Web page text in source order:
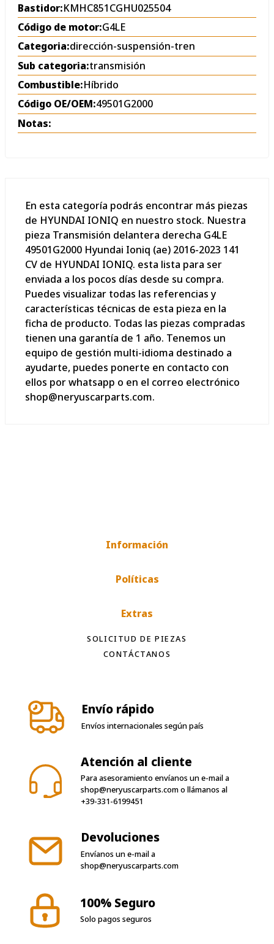
Bastidor:KMHC851CGHU025504
Código de motor:G4LE
Categoria:dirección-suspensión-tren
Sub categoria:transmisión
Combustible:Híbrido
Código OE/OEM:49501G2000
Notas:
En esta categoría podrás encontrar más piezas
de HYUNDAI IONIQ en nuestro stock. Nuestra
pieza Transmisión delantera derecha G4LE
49501G2000 Hyundai Ioniq (ae) 2016-2023 141
CV de HYUNDAI IONIQ. esta lista para ser
enviada a los pocos días desde su compra.
Puedes visualizar todas las referencias y
características técnicas de esta pieza en la
ficha de producto. Todas las piezas compradas
tienen una garantía de 1 año. Tenemos un
equipo de gestión multi-idioma destinado a
ayudarte, puedes ponerte en contacto con
ellos por whatsapp o en el correo electrónico
shop@neryuscarparts.com.
Información
Políticas
Extras
SOLICITUD DE PIEZAS
CONTÁCTANOS
Envío rápido
Envíos internacionales según país
Atención al cliente
Para asesoramiento envíanos un e-mail a
shop@neryuscarparts.como llámanos al
+39-331-6199451
Devoluciones
Envíanos un e-mail a
shop@neryuscarparts.com
100% Seguro
Solo pagos seguros